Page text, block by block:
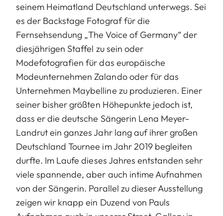
seinem Heimatland Deutschland unterwegs. Sei
es der Backstage Fotograf für die
Fernsehsendung „The Voice of Germany“ der
diesjährigen Staffel zu sein oder
Modefotografien für das europäische
Modeunternehmen Zalando oder für das
Unternehmen Maybelline zu produzieren. Einer
seiner bisher größten Höhepunkte jedoch ist,
dass er die deutsche Sängerin Lena Meyer-
Landrut ein ganzes Jahr lang auf ihrer großen
Deutschland Tournee im Jahr 2019 begleiten
durfte. Im Laufe dieses Jahres entstanden sehr
viele spannende, aber auch intime Aufnahmen
von der Sängerin. Parallel zu dieser Ausstellung
zeigen wir knapp ein Duzend von Pauls